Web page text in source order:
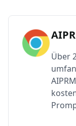
Über